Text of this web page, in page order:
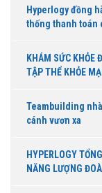
Hyperlogy đồng
thống thanh toán
KHÁM SỨC KHỎE
TẬP THỂ KHỎE
Teambuilding
cánh vươn xa
HYPERLOGY
NĂNG LƯỢNG